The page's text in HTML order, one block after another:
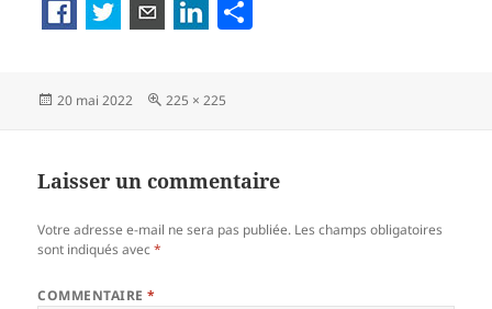
er
Publié
20 mai 2022
Taille
225 × 225
Laisser un commentaire
Votre adresse e-mail ne sera pas publiée. Les champs obligatoires
sont indiqués avec*
COMMENTAIRE*